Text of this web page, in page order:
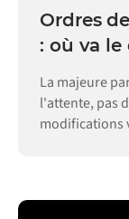
Ordres
: où va le
La majeure
l'attente, pas
modifications